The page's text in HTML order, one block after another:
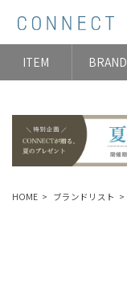
ITEM BRAND
HOME ブランドリスト